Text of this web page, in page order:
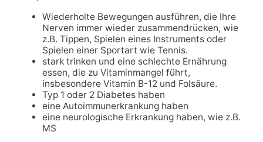
Wiederholte Bewegungen ausführen, die Ihre
Nerven immer wieder zusammendrücken, wie
z.B. Tippen, Spielen eines Instruments oder
Spielen einer Sportart wie Tennis.
stark trinken und eine schlechte Ernährung
essen, die zu Vitaminmangel führt,
insbesondere Vitamin B-12 und Folsäure.
Typ 1 oder 2 Diabetes haben
eine Autoimmunerkrankung haben
eine neurologische Erkrankung haben, wie z.B.
MS